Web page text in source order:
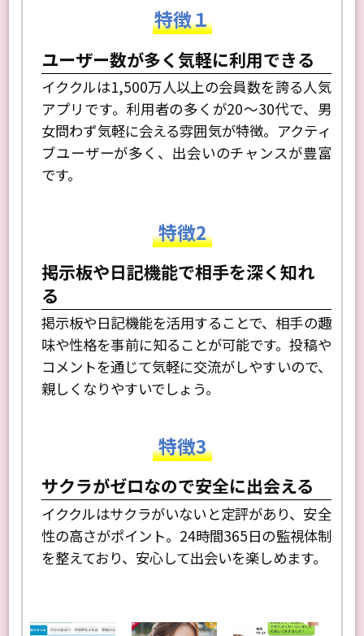
特徴１
ユーザー数が多く気軽に利用できる
イククルは1,500万人以上の会員数を誇る人気
アプリです。利用者の多くが20〜30代で、男
女問わず気軽に会える雰囲気が特徴。アクティ
ブユーザーが多く、出会いのチャンスが豊富
です。
特徴2
掲示板や日記機能で相手を深く知れ
る
掲示板や日記機能を活用することで、相手の趣
味や性格を事前に知ることが可能です。投稿や
コメントを通じて気軽に交流がしやすいので、
親しくなりやすいでしょう。
特徴3
サクラがゼロなので安全に出会える
イククルはサクラがいないと定評があり、安全
性の高さがポイント。24時間365日の監視体制
を整えており、安心して出会いを楽しめます。